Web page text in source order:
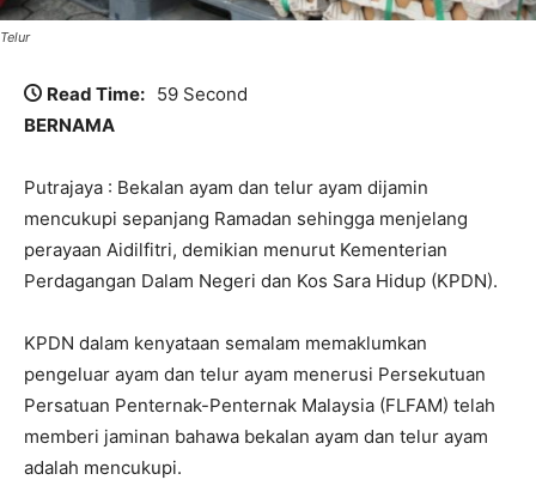
Telur
Read Time: 59 Second
BERNAMA
Putrajaya : Bekalan ayam dan telur ayam dijamin
mencukupi sepanjang Ramadan sehingga menjelang
perayaan Aidilfitri, demikian menurut Kementerian
Perdagangan Dalam Negeri dan Kos Sara Hidup (KPDN).
KPDN dalam kenyataan semalam memaklumkan
pengeluar ayam dan telur ayam menerusi Persekutuan
Persatuan Penternak-Penternak Malaysia (FLFAM) telah
memberi jaminan bahawa bekalan ayam dan telur ayam
adalah mencukupi.